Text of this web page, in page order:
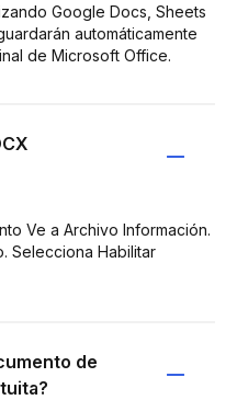
Google Docs, Sheets
automáticamente
de Microsoft Office.
Ve a Archivo Información.
Selecciona Habilitar
de